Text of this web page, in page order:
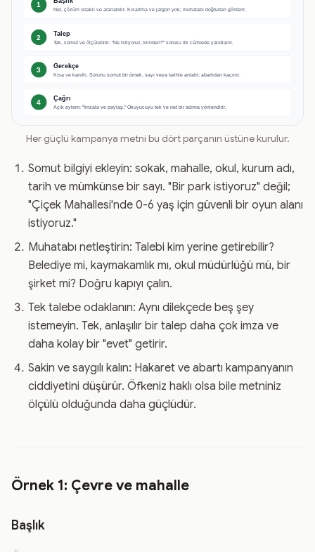
Her güçlü kampanya metni bu dört parçanın üstüne kurulur.
Somut bilgiyi ekleyin: sokak, mahalle, okul, kurum adı,
tarih ve mümkünse bir sayı. "Bir park istiyoruz" değil;
"Çiçek Mahallesi'nde 0-6 yaş için güvenli bir oyun alanı
istiyoruz."
Muhatabı netleştirin: Talebi kim yerine getirebilir?
Belediye mi, kaymakamlık mı, okul müdürlüğü mü, bir
şirket mi? Doğru kapıyı çalın.
Tek talebe odaklanın: Aynı dilekçede beş şey
istemeyin. Tek, anlaşılır bir talep daha çok imza ve
daha kolay bir "evet" getirir.
Sakin ve saygılı kalın: Hakaret ve abartı kampanyanın
ciddiyetini düşürür. Öfkeniz haklı olsa bile metniniz
ölçülü olduğunda daha güçlüdür.
Örnek 1: Çevre ve mahalle
Başlık